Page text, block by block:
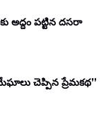
పట్టిన దసరా
చెప్పిన ప్రేమకథ”